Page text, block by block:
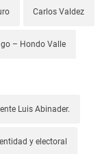
Carlos Valdez
– Hondo Valle
Luis Abinader.
y electoral